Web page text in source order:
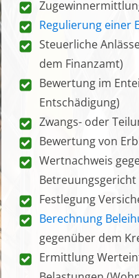
Regulierung einer
Steuerliche
dem Finanzamt)
Bewertung im
Entschädigung)
Zwangs- oder
Bewertung von
Wertnachweis
Betreuungsgericht
Festlegung
Berechnung
gegenüber dem
Ermittlung